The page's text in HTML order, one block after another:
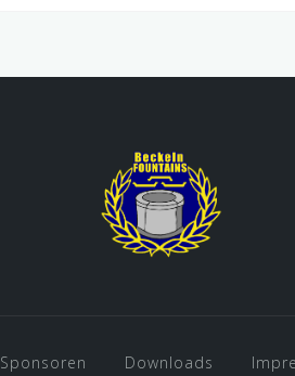
Sponsoren Downloads